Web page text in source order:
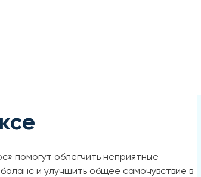
помогут облегчить неприятные
и улучшить общее самочувствие в